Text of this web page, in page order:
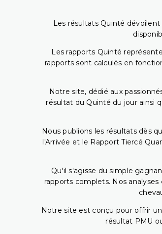
Les résultats Quinté
Les rapports Quinté
rapports sont calculés en
Notre site, dédié aux
résultat du Quinté du jour ainsi
Nous publions les résultats dès
l'Arrivée et le Rapport Tiercé
Qu'il s'agisse du simple
rapports complets. Nos
Notre site est conçu pour offrir
résultat PMU